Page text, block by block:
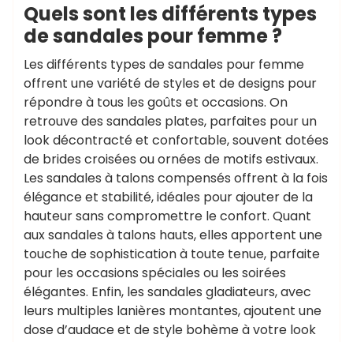
Quels sont les différents types
de sandales pour femme ?
Les différents types de sandales pour femme
offrent une variété de styles et de designs pour
répondre à tous les goûts et occasions. On
retrouve des sandales plates, parfaites pour un
look décontracté et confortable, souvent dotées
de brides croisées ou ornées de motifs estivaux.
Les sandales à talons compensés offrent à la fois
élégance et stabilité, idéales pour ajouter de la
hauteur sans compromettre le confort. Quant
aux sandales à talons hauts, elles apportent une
touche de sophistication à toute tenue, parfaite
pour les occasions spéciales ou les soirées
élégantes. Enfin, les sandales gladiateurs, avec
leurs multiples lanières montantes, ajoutent une
dose d’audace et de style bohème à votre look